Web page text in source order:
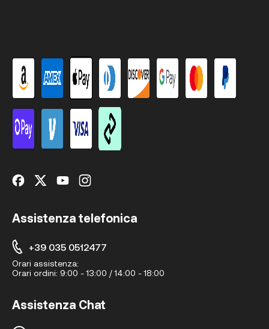
Assistenza telefonica
+39 035 0512477
Orari assistenza:
Orari ordini: 9:00 - 13:00 / 14:00 - 18:00
Assistenza Chat